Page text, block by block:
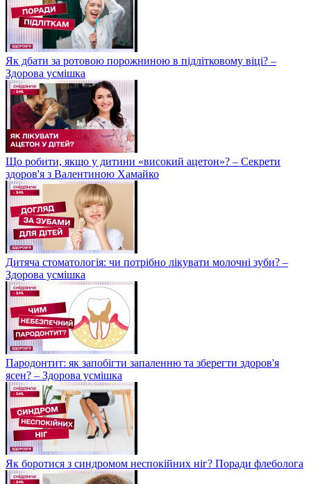
Як дбати за ротовою порожниною в підлітковому віці? –
Здорова усмішка
Що робити, якщо у дитини «високий ацетон»? – Секрети
здоров'я з Валентиною Хамайко
Дитяча стоматологія: чи потрібно лікувати молочні зуби? –
Здорова усмішка
Пародонтит: як запобігти запаленню та зберегти здоров'я
ясен? – Здорова усмішка
Як боротися з синдромом неспокійних ніг? Поради флеболога